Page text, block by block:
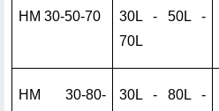
HM 30-50-70
30L - 50L -
70L
HM 30-80-
30L - 80L -